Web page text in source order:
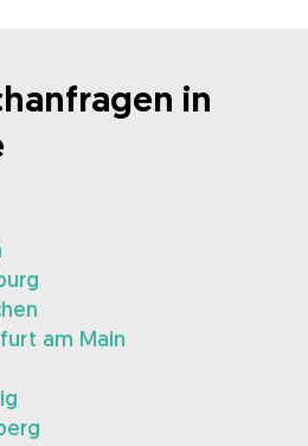
in
am Main